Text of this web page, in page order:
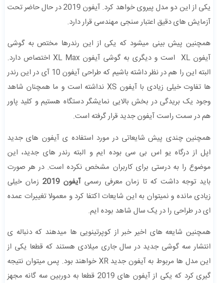
یکی از این دو مدل پیروی خواهد کرد. آیفون 2019 در حال حاضر تحت
آزمایش های دقیق اعتبار سنجی مهندسی قرار دارد.
همچنین پیش بینی میشود که یکی از این رندرها مختص به گوشی
آیفون XL است و دیگری به گوشی آیفون XL Max اختصاص دارد.
البته این را هم در نظر داشته باشیم که طراحی آیفون 10 آی در این رندر
ها تفاوت خیلی زیادی با آیفون XS نداشته است و ما همچنان شاهد
وجود یک بریدگی در بخش بالایی نمایشگر دستگاه هستیم و کلید پاور
هم در سمت راست آیفون جدید قرار گرفته است.
همچنین چندی پیش شایعاتی در مورد استفاده ی آیفون های جدید
اپل از درگاه یو اس بی سی بوده ایم و البته رندر های جدید، این
موضوع را به درستی برای کاربران مشخص نکرده است. در هر صورت
باید توجه داشت که تا زمان معرفی رسمیآیفون 2019
زمان خیلی
زیادی مانده و نمیتوان به این شایعات اکتفا کرد و معمولا تغییرات عمده
ای در طراحی را در یک سال شاهد بوده ایم.
همچنین شایعه های اخیر خبر از کوپرتینویی ها میدهند که دنباله ی
انتشار سه گوشی جدید در سال جاری میلادی هستند که قطعا یکی از
این مدل ها مربوط به آیفون جدید XR خواهند بود. پس میتوان نتیجه
گیری کرد که یکی از آیفون های 2019 قطعا به دوربین سه گانه مجهز